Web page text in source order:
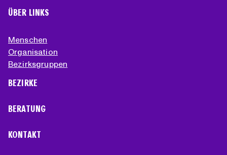
ÜBER LINKS
Menschen
Organisation
Bezirksgruppen
BEZIRKE
BERATUNG
KONTAKT